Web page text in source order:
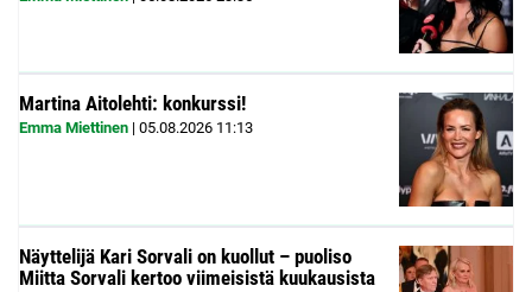
Martina Aitolehti: konkurssi!
Emma Miettinen | 05.08.2026 11:13
Näyttelijä Kari Sorvali on kuollut – puoliso
Miitta Sorvali kertoo viimeisistä kuukausista